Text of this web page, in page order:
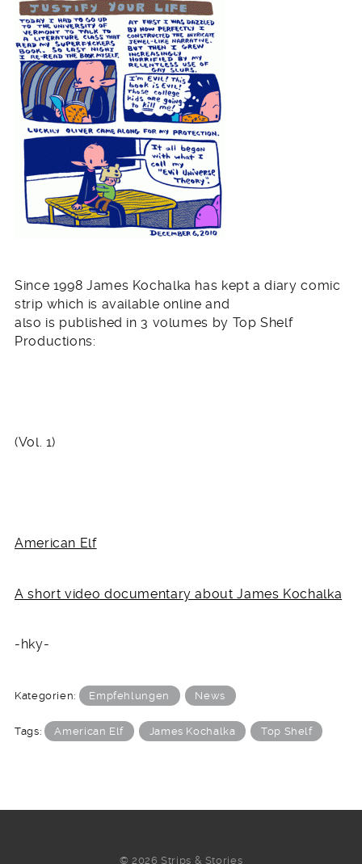
Since 1998 James Kochalka has kept a diary comic
strip which is available online and
also is published in 3 volumes by Top Shelf
Productions:
(Vol. 1)
American Elf
A short video documentary about James Kochalka
-hky-
Kategorien: Empfehlungen News
Tags: American Elf James Kochalka Top Shelf
© 2026 Strips & Stories